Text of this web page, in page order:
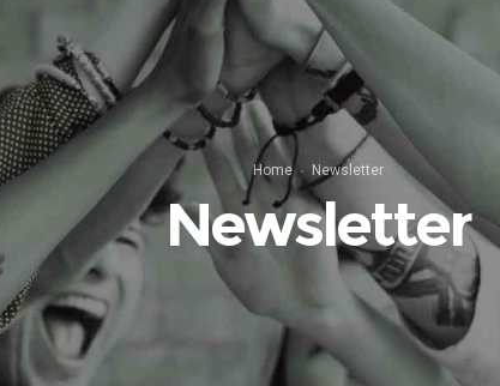
Home Newsletter
Newsletter